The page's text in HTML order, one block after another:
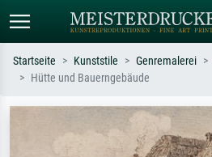
Suchen Sie nach Künstlern, Werktiteln
oder Stilen – z.B. Monet,
Sternennacht, Impressionismus, Welle
Startseite Kunststile Genremalerei
Hütte und Bauerngebäude